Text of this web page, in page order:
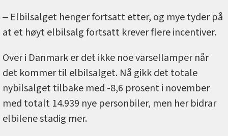
‒ Elbilsalget henger fortsatt etter, og mye tyder på
at et høyt elbilsalg fortsatt krever flere incentiver.
Over i Danmark er det ikke noe varsellamper når
det kommer til elbilsalget. Nå gikk det totale
nybilsalget tilbake med -8,6 prosent i november
med totalt 14.939 nye personbiler, men her bidrar
elbilene stadig mer.